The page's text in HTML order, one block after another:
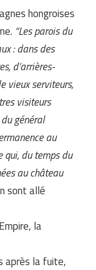
hongroises
“Les parois du
: dans des
d’arrières-
vieux serviteurs,
visiteurs
général
au
qui, du temps du
au château
sont allé
la
après la fuite,